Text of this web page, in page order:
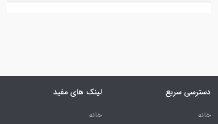
دسترسی سریع
خانه
لینک های مفید
خانه